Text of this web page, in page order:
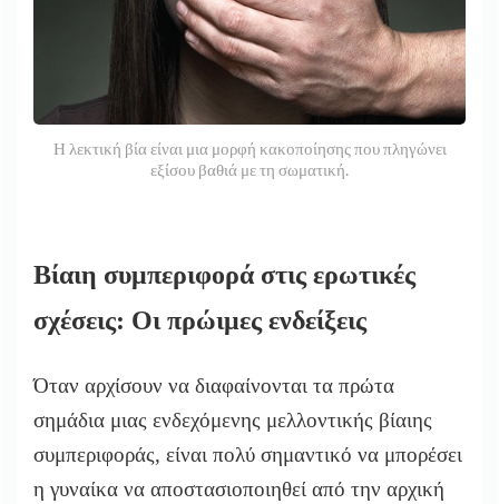
Η λεκτική βία είναι μια μορφή κακοποίησης που πληγώνει
εξίσου βαθιά με τη σωματική.
Βίαιη συμπεριφορά στις ερωτικές
σχέσεις: Οι πρώιμες ενδείξεις
Όταν αρχίσουν να διαφαίνονται τα πρώτα
σημάδια μιας ενδεχόμενης μελλοντικής βίαιης
συμπεριφοράς, είναι πολύ σημαντικό να μπορέσει
η γυναίκα να αποστασιοποιηθεί από την αρχική